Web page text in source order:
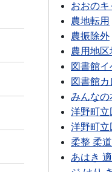
おおのキ
農地転用
農振除外
農用地区
図書館イ
図書館
みんなの
洋野町立
洋野町立
柔整 柔
あはき